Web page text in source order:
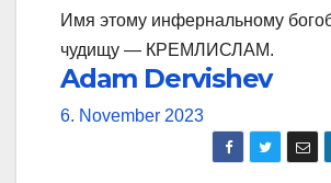
Имя этому инфернальному
чудищу — КРЕМЛИСЛАМ.
Adam Dervishev
6. November 2023